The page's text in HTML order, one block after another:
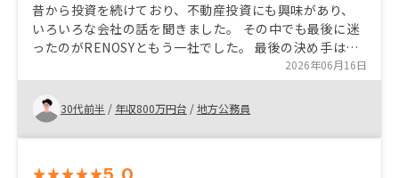
昔から投資を続けており、不動産投資にも興味があり、
いろいろな会社の話を聞きました。 その中でも最後に迷
ったのがRENOSYともう一社でした。 最後の決め手はや
はり大手というところと営業の方の寄り添ってくれる感
じでした！ いろいろ迷いましたが今は始めて良かったと
思っています。
2026年06月16日
30代前半 / 年収800万円台 /地方公務員